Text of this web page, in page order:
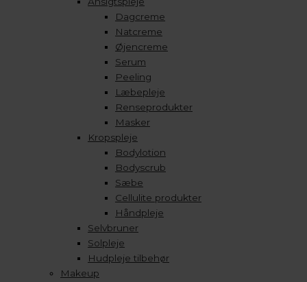
Dagcreme
Natcreme
Øjencreme
Serum
Peeling
Læbepleje
Renseprodukter
Masker
Kropspleje
Bodylotion
Bodyscrub
Sæbe
Cellulite produkter
Håndpleje
Selvbruner
Solpleje
Hudpleje tilbehør
Makeup